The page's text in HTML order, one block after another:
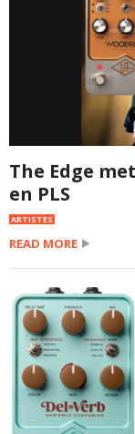
The Edge
en PLS
ARTISTES
READ MORE